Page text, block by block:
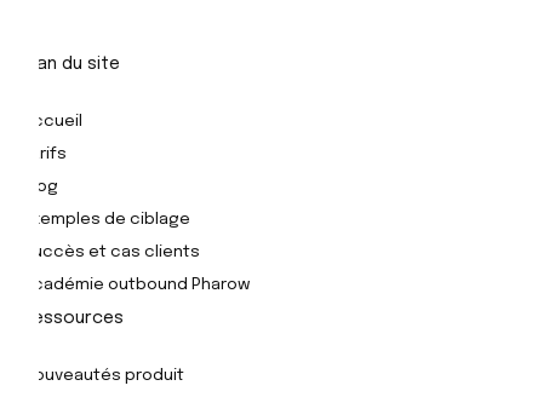
Plan du site
Accueil
Tarifs
Blog
Exemples de ciblage
Succès et cas clients
Académie outbound Pharow
Ressources
Nouveautés produit